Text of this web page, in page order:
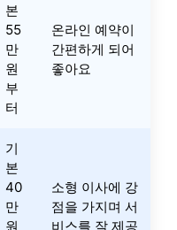
본
55
만
원
부
터
온라인 예약이
간편하게 되어
좋아요
기
본
40
만
원
소형 이사에 강
점을 가지며 서
비스를 잘 제공